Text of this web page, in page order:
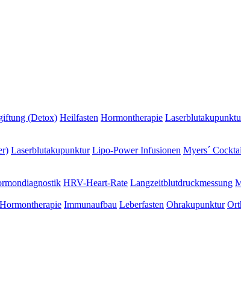
(Detox) Heilfasten Hormontherapie
Laserblutakupunktur Lipo-Power Infusionen Myers´
HRV-Heart-Rate Langzeitblutdruckmessung
Hormontherapie Immunaufbau Leberfasten Ohrakupunktur